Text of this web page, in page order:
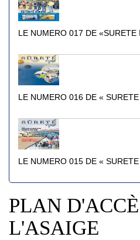
LE NUMERO 017 DE
LE NUMERO 016 DE «
LE NUMERO 015 DE «
PLAN
L'ASAIGE